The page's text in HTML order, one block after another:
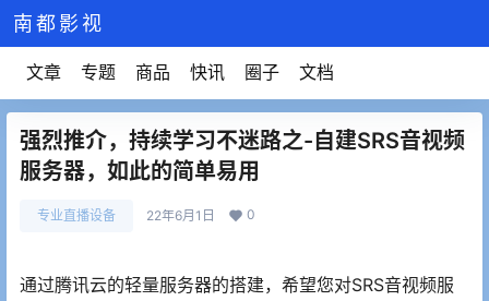
南都影视
文章 专题 商品 快讯 圈子 文档
强烈推介，持续学习不迷路之-自建SRS音视频
服务器，如此的简单易用
专业直播设备 22年6月1日 0
通过腾讯云的轻量服务器的搭建，希望您对SRS音视频服